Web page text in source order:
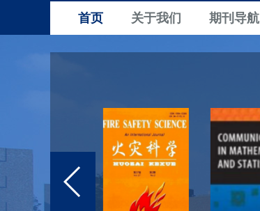
首页 关于我们 期刊导航